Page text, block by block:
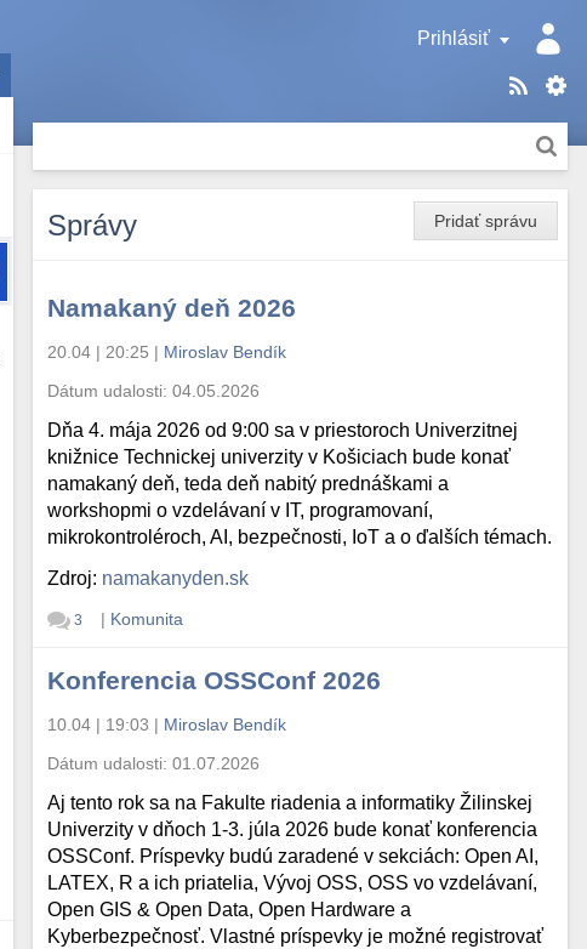
Prihlásiť
Pridať správu
Správy
Namakaný deň 2026
20.04 | 20:25 | Miroslav Bendík
Dátum udalosti:04.05.2026
Dňa 4. mája 2026 od 9:00 sa v priestoroch Univerzitnej
knižnice Technickej univerzity v Košiciach bude konať
namakaný deň, teda deň nabitý prednáškami a
workshopmi o vzdelávaní v IT, programovaní,
mikrokontroléroch, AI, bezpečnosti, IoT a o ďalších témach.
Zdroj: namakanyden.sk
3 | Komunita
Konferencia OSSConf 2026
10.04 | 19:03 | Miroslav Bendík
Dátum udalosti:01.07.2026
Aj tento rok sa na Fakulte riadenia a informatiky Žilinskej
Univerzity v dňoch 1-3. júla 2026 bude konať konferencia
OSSConf. Príspevky budú zaradené v sekciách: Open AI,
LATEX, R a ich priatelia, Vývoj OSS, OSS vo vzdelávaní,
Open GIS & Open Data, Open Hardware a
Kyberbezpečnosť. Vlastné príspevky je možné registrovať